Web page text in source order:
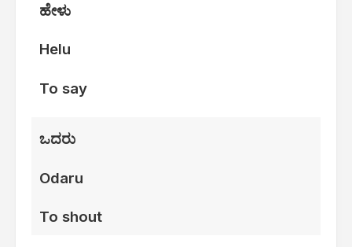
ಹೇಳು
Helu
To say
ಒದರು
Odaru
To shout